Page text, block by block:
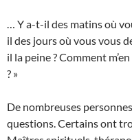
… Y a-t-il des matins où
il des jours où vous vous
il la peine ? Comment
? »
De nombreuses
questions. Certains ont